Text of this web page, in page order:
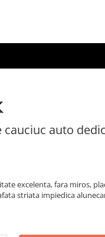
cauciuc auto
excelenta, fara miros,
striata impiedica